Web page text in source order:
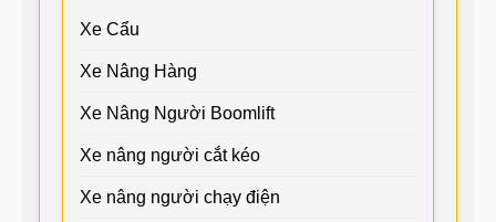
Xe Cẩu
Xe Nâng Hàng
Xe Nâng Người Boomlift
Xe nâng người cắt kéo
Xe nâng người chạy điện